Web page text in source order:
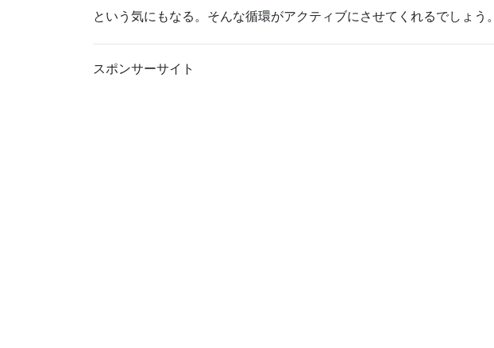
という気にもなる。そんな循環がアクティブにさせてくれるでしょう。
スポンサーサイト